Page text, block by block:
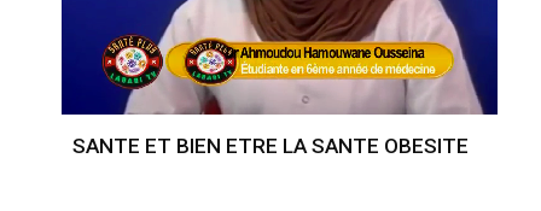
SANTE ET BIEN ETRE LA SANTE OBESITE